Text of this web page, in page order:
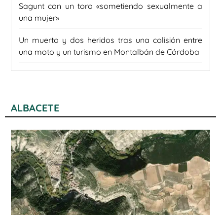
Sagunt con un toro «sometiendo sexualmente a
una mujer»
Un muerto y dos heridos tras una colisión entre
una moto y un turismo en Montalbán de Córdoba
ALBACETE